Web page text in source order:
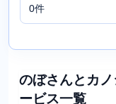
0件
のぼさんとカ
ービス一覧